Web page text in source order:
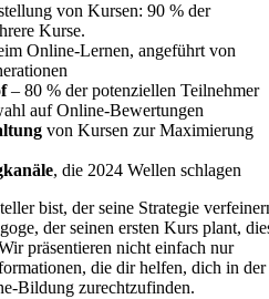
von Kursen: 90 % der
Kurse.
Online-Lernen, angeführt von
– 80 % der potenziellen Teilnehmer
auf Online-Bewertungen
von Kursen zur Maximierung
, die 2024 Wellen schlagen
bist, der seine Strategie
der seinen ersten Kurs plant,
präsentieren nicht einfach nur
die dir helfen, dich in der
Bildung zurechtzufinden.